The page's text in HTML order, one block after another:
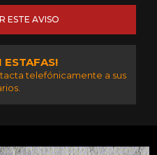
ESTE AVISO
ESTAFAS!
telefónicamente a sus